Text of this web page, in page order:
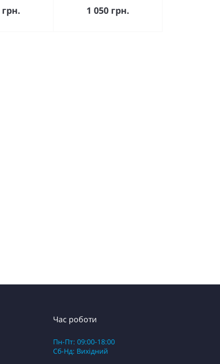
грн. 1 050 грн.
Купити
Час роботи
Пн-Пт: 09:00-18:00
Сб-Нд: Вихідний